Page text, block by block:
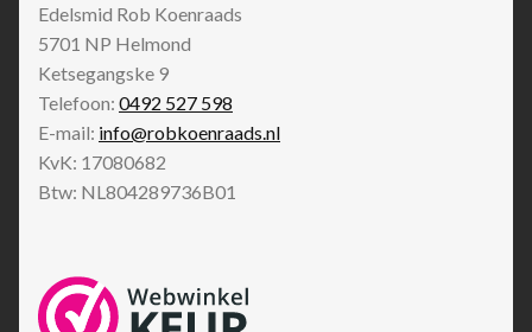
Edelsmid Rob Koenraads
5701 NP Helmond
Ketsegangske 9
Telefoon: 0492 527 598
E-mail: info@robkoenraads.nl
KvK: 17080682
Btw: NL804289736B01